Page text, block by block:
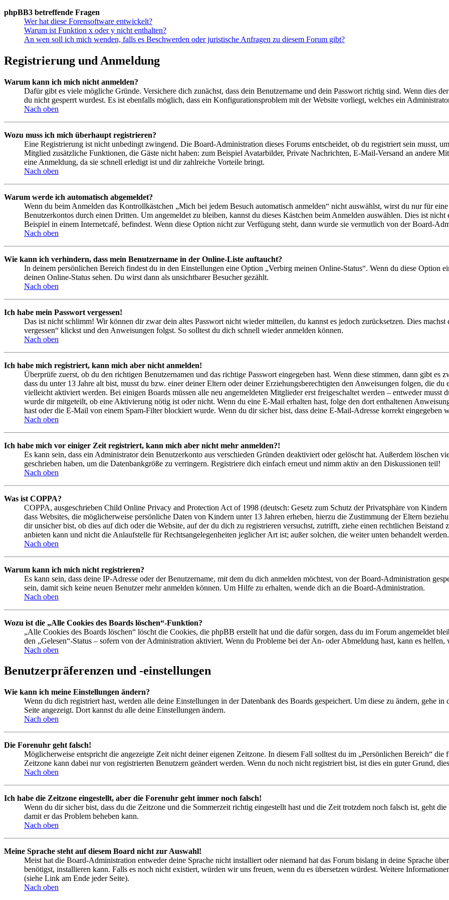
phpBB3 betreffende Fragen
Wer hat diese Forensoftware entwickelt?
Warum ist Funktion x oder y nicht enthalten?
An wen soll ich mich wenden, falls es Beschwerden oder juristische Anfragen zu diesem Forum gibt?
Registrierung und Anmeldung
Warum kann ich mich nicht anmelden?
Dafür gibt es viele mögliche Gründe. Versichere dich zunächst, dass dein Benutzername und dein Passwort richtig sind. Wenn dies
du nicht gesperrt wurdest. Es ist ebenfalls möglich, dass ein Konfigurationsproblem mit der Website vorliegt, welches ein
Nach oben
Wozu muss ich mich überhaupt registrieren?
Eine Registrierung ist nicht unbedingt zwingend. Die Board-Administration dieses Forums entscheidet, ob du registriert sein musst,
Mitglied zusätzliche Funktionen, die Gäste nicht haben: zum Beispiel Avatarbilder, Private Nachrichten, E-Mail-Versand an andere
eine Anmeldung, da sie schnell erledigt ist und dir zahlreiche Vorteile bringt.
Nach oben
Warum werde ich automatisch abgemeldet?
Wenn du beim Anmelden das Kontrollkästchen „Mich bei jedem Besuch automatisch anmelden“ nicht auswählst, wirst du nur für
Benutzerkontos durch einen Dritten. Um angemeldet zu bleiben, kannst du dieses Kästchen beim Anmelden auswählen. Dies ist
Beispiel in einem Internetcafé, befindest. Wenn diese Option nicht zur Verfügung steht, dann wurde sie vermutlich von der Board-
Nach oben
Wie kann ich verhindern, dass mein Benutzername in der Online-Liste auftaucht?
In deinem persönlichen Bereich findest du in den Einstellungen eine Option „Verbirg meinen Online-Status“. Wenn du diese Option
deinen Online-Status sehen. Du wirst dann als unsichtbarer Besucher gezählt.
Nach oben
Ich habe mein Passwort vergessen!
Das ist nicht schlimm! Wir können dir zwar dein altes Passwort nicht wieder mitteilen, du kannst es jedoch zurücksetzen. Dies
vergessen“ klickst und den Anweisungen folgst. So solltest du dich schnell wieder anmelden können.
Nach oben
Ich habe mich registriert, kann mich aber nicht anmelden!
Überprüfe zuerst, ob du den richtigen Benutzernamen und das richtige Passwort eingegeben hast. Wenn diese stimmen, dann gibt es
dass du unter 13 Jahre alt bist, musst du bzw. einer deiner Eltern oder deiner Erziehungsberechtigten den Anweisungen folgen, die
vielleicht aktiviert werden. Bei einigen Boards müssen alle neu angemeldeten Mitglieder erst freigeschaltet werden – entweder musst
wurde dir mitgeteilt, ob eine Aktivierung nötig ist oder nicht. Wenn du eine E-Mail erhalten hast, folge den dort enthaltenen
hast oder die E-Mail von einem Spam-Filter blockiert wurde. Wenn du dir sicher bist, dass deine E-Mail-Adresse korrekt eingegeben
Nach oben
Ich habe mich vor einiger Zeit registriert, kann mich aber nicht mehr anmelden?!
Es kann sein, dass ein Administrator dein Benutzerkonto aus verschieden Gründen deaktiviert oder gelöscht hat. Außerdem löschen
geschrieben haben, um die Datenbankgröße zu verringern. Registriere dich einfach erneut und nimm aktiv an den Diskussionen teil!
Nach oben
Was ist COPPA?
COPPA, ausgeschrieben Child Online Privacy and Protection Act of 1998 (deutsch: Gesetz zum Schutz der Privatsphäre von
dass Websites, die möglicherweise persönliche Daten von Kindern unter 13 Jahren erheben, hierzu die Zustimmung der Eltern
dir unsicher bist, ob dies auf dich oder die Website, auf der du dich zu registrieren versuchst, zutrifft, ziehe einen rechtlichen Beistand
anbieten kann und nicht die Anlaufstelle für Rechtsangelegenheiten jeglicher Art ist; außer solchen, die weiter unten behandelt werden.
Nach oben
Warum kann ich mich nicht registrieren?
Es kann sein, dass deine IP-Adresse oder der Benutzername, mit dem du dich anmelden möchtest, von der Board-Administration
sein, damit sich keine neuen Benutzer mehr anmelden können. Um Hilfe zu erhalten, wende dich an die Board-Administration.
Nach oben
Wozu ist die „Alle Cookies des Boards löschen“-Funktion?
„Alle Cookies des Boards löschen“ löscht die Cookies, die phpBB erstellt hat und die dafür sorgen, dass du im Forum angemeldet
den „Gelesen“-Status – sofern von der Administration aktiviert. Wenn du Probleme bei der An- oder Abmeldung hast, kann es
Nach oben
Benutzerpräferenzen und -einstellungen
Wie kann ich meine Einstellungen ändern?
Wenn du dich registriert hast, werden alle deine Einstellungen in der Datenbank des Boards gespeichert. Um diese zu ändern, gehe
Seite angezeigt. Dort kannst du alle deine Einstellungen ändern.
Nach oben
Die Forenuhr geht falsch!
Möglicherweise entspricht die angezeigte Zeit nicht deiner eigenen Zeitzone. In diesem Fall solltest du im „Persönlichen Bereich“
Zeitzone kann dabei nur von registrierten Benutzern geändert werden. Wenn du noch nicht registriert bist, ist dies ein guter Grund,
Nach oben
Ich habe die Zeitzone eingestellt, aber die Forenuhr geht immer noch falsch!
Wenn du dir sicher bist, dass du die Zeitzone und die Sommerzeit richtig eingestellt hast und die Zeit trotzdem noch falsch ist, geht
damit er das Problem beheben kann.
Nach oben
Meine Sprache steht auf diesem Board nicht zur Auswahl!
Meist hat die Board-Administration entweder deine Sprache nicht installiert oder niemand hat das Forum bislang in deine Sprache
benötigst, installieren kann. Falls es noch nicht existiert, würden wir uns freuen, wenn du es übersetzen würdest. Weitere
(siehe Link am Ende jeder Seite).
Nach oben